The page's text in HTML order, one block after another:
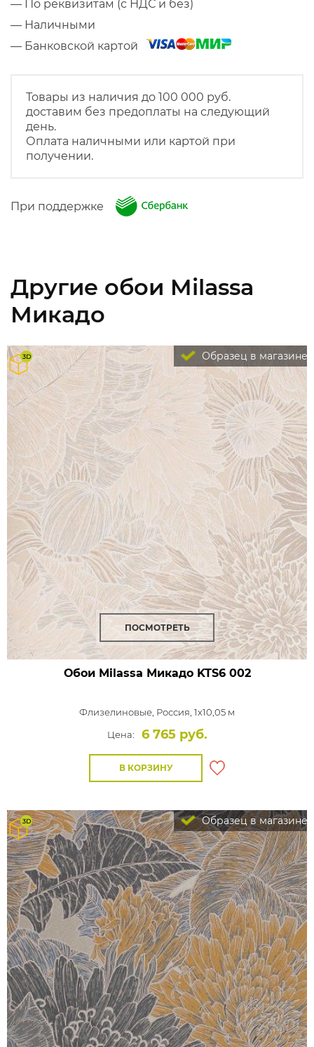
— По реквизитам (с НДС и без)
— Наличными
— Банковской картой
Товары из наличия до 100 000 руб.
доставим без предоплаты на следующий
день.
Оплата наличными или картой при
получении.
При поддержке
Другие обои Milassa
Микадо
Образец в магазине
ПОСМОТРЕТЬ
Обои Milassa МикадоKTS6 002
Флизелиновые, Россия, 1x10,05 м
Цена:
6 765 руб.
В КОРЗИНУ
Образец в магазине